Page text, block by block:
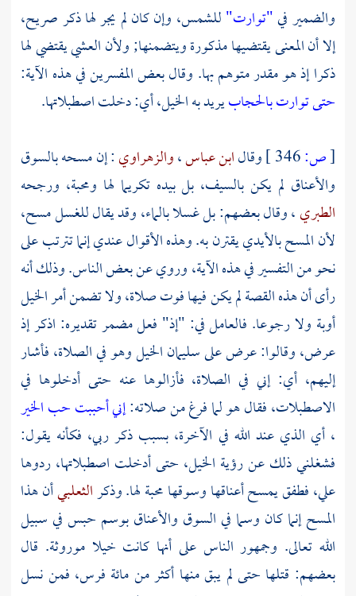
والضمير في"توارت"للشمس، وإن كان لم يجر لها ذكر صريح،
إلا أن المعنى يقتضيها مذكورة ويتضمنها; ولأن العشي يقتضي لها
ذكرا إذ هو مقدر متوهم بها. وقال بعض المفسرين في هذه الآية:
حتى توارت بالحجابيريد به الخيل، أي: دخلت اصطبلاتها.
[ص: وقالابن عباس،والزهراوي: إن مسحه بالسوق
والأعناق لم يكن بالسيف، بل بيده تكريما لها ومحبة، ورجحه
الطبري، وقال بعضهم: بل غسلا بالماء، وقد يقال للغسل مسح،
لأن المسح بالأيدي يقترن به. وهذه الأقوال عندي إنما تترتب على
نحو من التفسير في هذه الآية، وروي عن بعض الناس. وذلك أنه
رأى أن هذه القصة لم يكن فيها فوت صلاة، ولا تضمن أمر الخيل
أوبة ولا رجوعا. فالعامل في: "إذ" فعل مضمر تقديره: اذكر إذ
عرض، وقالوا: عرض علىسليمانالخيل وهو في الصلاة، فأشار
إليهم، أي: إني في الصلاة، فأزالوها عنه حتى أدخلوها في
الاصطبلات، فقال هو لما فرغ من صلاته:إني أحببت حب الخير
، أي الذي عند الله في الآخرة، بسبب ذكر ربي، فكأنه يقول:
فشغلني ذلك عن رؤية الخيل، حتى أدخلت اصطبلاتها، ردوها
علي، فطفق يمسح أعناقها وسوقها محبة لها. وذكرالثعلبيأن هذا
المسح إنما كان وسما في السوق والأعناق بوسم حبس في سبيل
الله تعالى. وجمهور الناس على أنها كانت خيلا موروثة. قال
بعضهم: قتلها حتى لم يبق منها أكثر من مائة فرس، فمن نسل